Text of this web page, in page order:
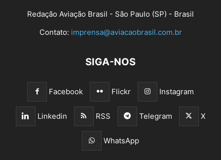
Redação Aviação Brasil - São Paulo (SP) - Brasil
Contato: imprensa@aviacaobrasil.com.br
SIGA-NOS
Facebook Flickr Instagram
Linkedin RSS Telegram X
WhatsApp